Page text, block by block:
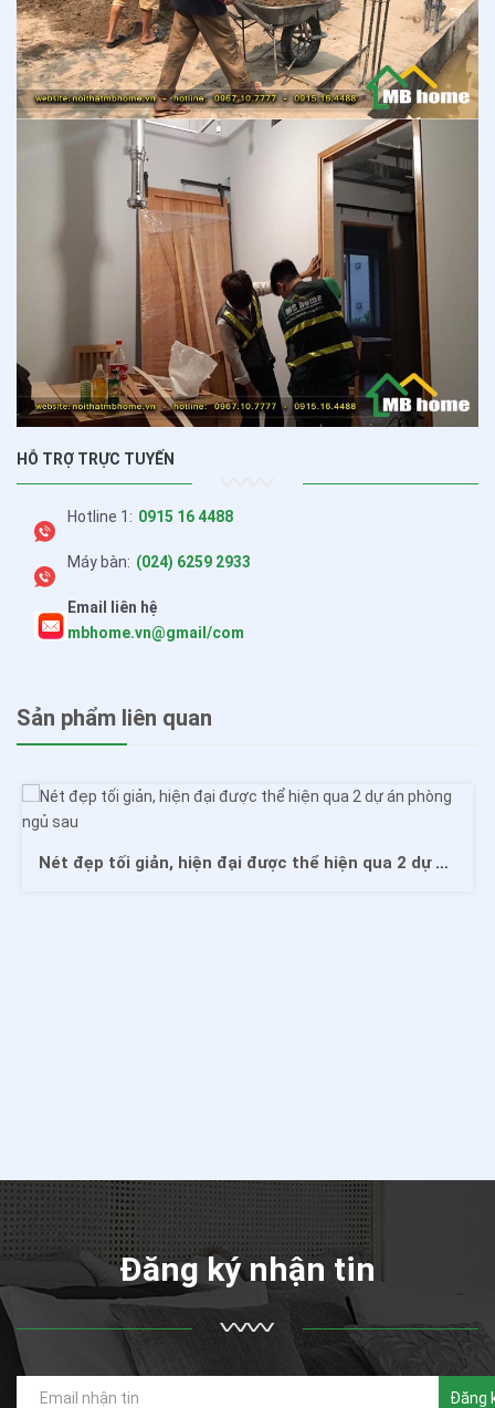
HỖ TRỢ TRỰC TUYẾN
Hotline 1: 0915 16 4488
Máy bàn: (024) 6259 2933
Email liên hệ
mbhome.vn@gmail/com
Sản phẩm liên quan
Nét đẹp tối giản, hiện đại được thể hiện qua 2 dự án phòng ngủ sau
Đăng ký nhận tin
Đăng